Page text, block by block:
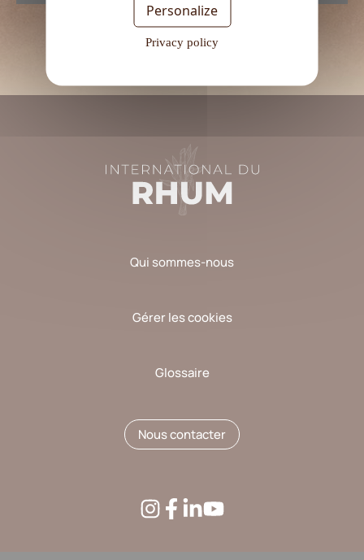
champ
vide.
Qui sommes-nous
Gérer les cookies
Glossaire
Nous contacter
Personalize
Privacy policy